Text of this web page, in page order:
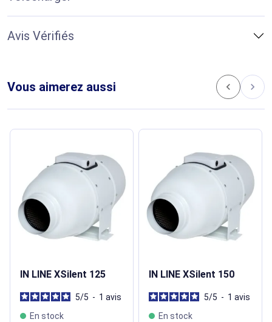
Avis Vérifiés
Vous aimerez aussi chevron_left chevron_right
IN LINE XSilent 125
5/5 - 1 avis
En stock
IN LINE XSilent 150
5/5 - 1 avis
En stock